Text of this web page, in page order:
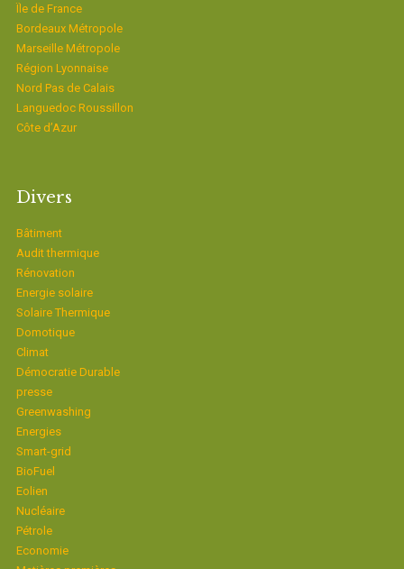
Ïle de France
Bordeaux Métropole
Marseille Métropole
Région Lyonnaise
Nord Pas de Calais
Languedoc Roussillon
Côte d’Azur
Divers
Bâtiment
Audit thermique
Rénovation
Energie solaire
Solaire Thermique
Domotique
Climat
Démocratie Durable
presse
Greenwashing
Energies
Smart-grid
BioFuel
Eolien
Nucléaire
Pétrole
Economie